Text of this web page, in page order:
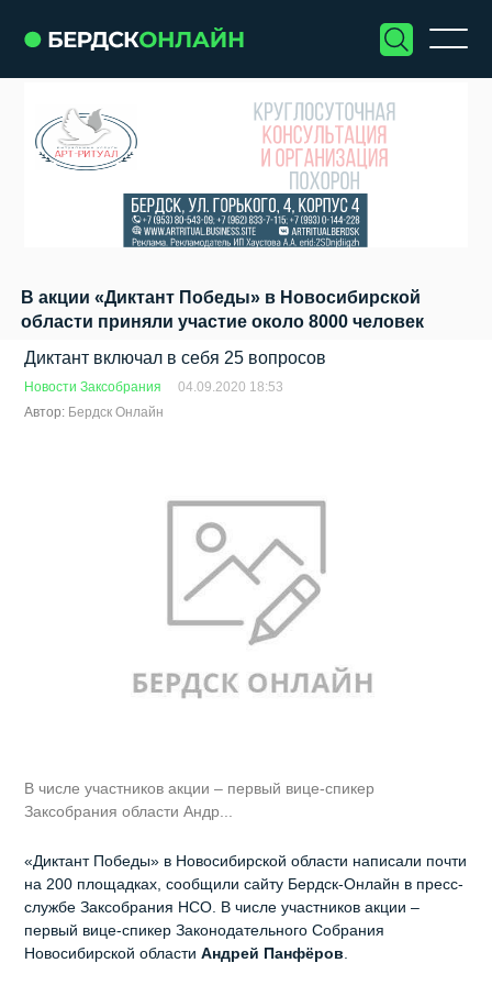
В акции «Диктант Победы» в Новосибирской
области приняли участие около 8000 человек
Диктант включал в себя 25 вопросов
Новости Заксобрания
04.09.2020 18:53
Автор: Бердск Онлайн
В числе участников акции – первый вице-спикер
Заксобрания области Андр...
«Диктант Победы» в Новосибирской области написали почти
на 200 площадках, сообщили сайту Бердск-Онлайн в пресс-
службе Заксобрания НСО. В числе участников акции –
первый вице-спикер Законодательного Собрания
Новосибирской областиАндрей Панфёров.